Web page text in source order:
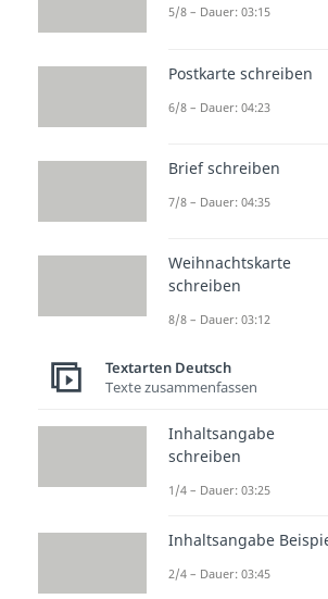
häufigste
(ausklappen)
Briefe
Einen Brief zu
zum Schreiben
wichtiger Teil von
planst Texte
wählst eine
achtest auf
So erkennst du,
und Schluss
5/8 – Dauer: 03:15
Postkarte schreiben
6/8 – Dauer: 04:23
Brief schreiben
7/8 – Dauer: 04:35
Weihnachtskarte
schreiben
8/8 – Dauer: 03:12
Textarten Deutsch
Texte zusammenfassen
Inhaltsangabe
schreiben
1/4 – Dauer: 03:25
Inhaltsangabe
2/4 – Dauer: 03:45